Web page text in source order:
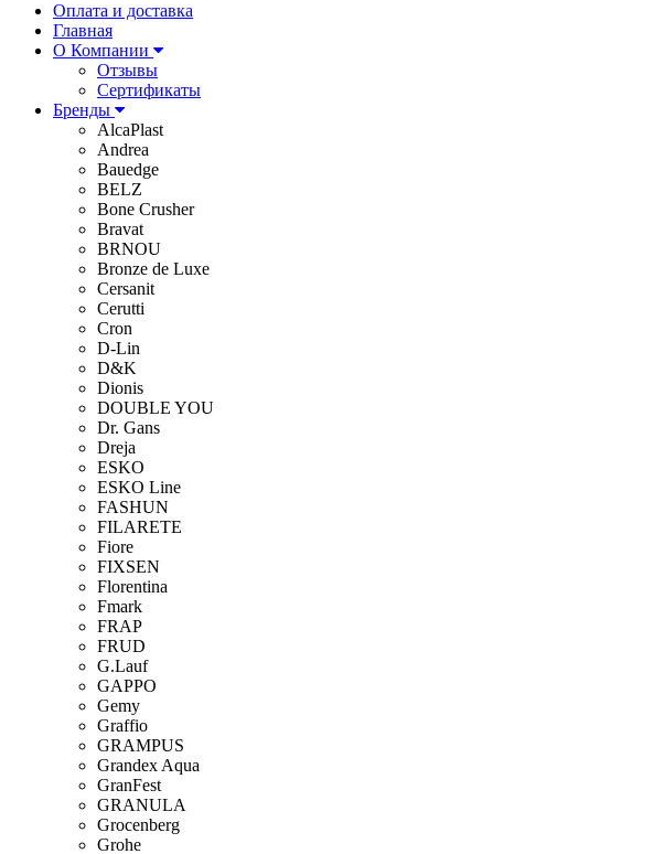
Оплата и доставка
Главная
О Компании
Отзывы
Сертификаты
Бренды
AlcaPlast
Andrea
Bauedge
BELZ
Bone Crusher
Bravat
BRNOU
Bronze de Luxe
Cersanit
Cerutti
Cron
D-Lin
D&K
Dionis
DOUBLE YOU
Dr. Gans
Dreja
ESKO
ESKO Line
FASHUN
FILARETE
Fiore
FIXSEN
Florentina
Fmark
FRAP
FRUD
G.Lauf
GAPPO
Gemy
Graffio
GRAMPUS
Grandex Aqua
GranFest
GRANULA
Grocenberg
Grohe